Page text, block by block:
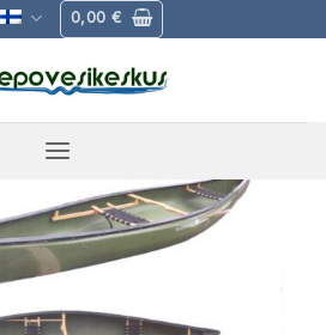
0,00 €